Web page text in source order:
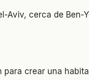
Aviv, cerca de Ben-
para crear una